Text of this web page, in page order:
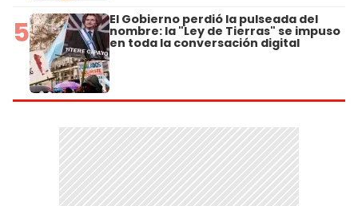
5 El Gobierno perdió la pulseada del
nombre: la "Ley de Tierras" se impuso
en toda la conversación digital